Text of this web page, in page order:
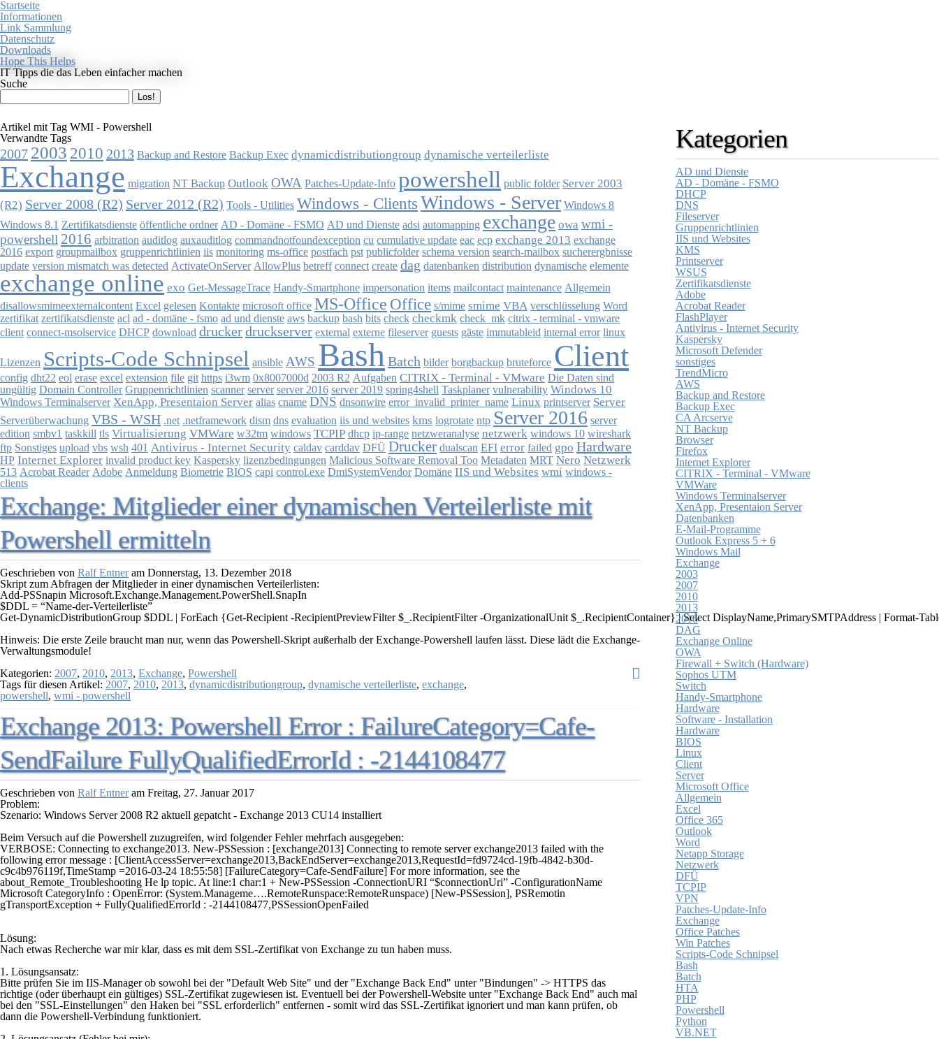
Startseite
Informationen
Link Sammlung
Datenschutz
Downloads
Hope This Helps
IT Tipps die das Leben einfacher machen
Suche
Artikel mit Tag WMI - Powershell
Verwandte Tags
2007 2003 2010 2013 Backup and Restore Backup Exec dynamicdistributiongroup dynamische verteilerliste
Exchange migration NT Backup Outlook OWA Patches-Update-Info powershell public folder Server 2003
(R2) Server 2008 (R2) Server 2012 (R2) Tools - Utilities Windows - Clients Windows - Server Windows 8
Windows 8.1 Zertifikatsdienste öffentliche ordner AD - Domäne - FSMO AD und Dienste adsi automapping exchange owa wmi -
powershell 2016 arbitration auditlog auxauditlog commandnotfoundexception cu cumulative update eac ecp exchange 2013 exchange
2016 export groupmailbox gruppenrichtlinien iis monitoring ms-office postfach pst publicfolder schema version search-mailbox sucherergbnisse
update version mismatch was detected ActivateOnServer AllowPlus betreff connect create dag datenbanken distribution dynamische elemente
exchange online exo Get-MessageTrace Handy-Smartphone impersonation items mailcontact maintenance Allgemein
disallowsmimeexternalcontent Excel gelesen Kontakte microsoft office MS-Office Office s/mime smime VBA verschlüsselung Word
zertifikat zertifikatsdienste acl ad - domäne - fsmo ad und dienste aws backup bash bits check checkmk check_mk citrix - terminal - vmware
client connect-msolservice DHCP download druckerdruckserver external externe fileserver guests gäste immutableid internal error linux
Lizenzen Scripts-Code Schnipsel ansible AWS Bash Batch bilder borgbackup bruteforce Client
config dht22 eol erase excel extension file git https i3wm 0x8007000d 2003 R2 Aufgaben CITRIX - Terminal - VMware Die Daten sind
ungültig Domain Controller Gruppenrichtlinien scanner server server 2016 server 2019 spring4shell Taskplaner vulnerability Windows 10
Windows Terminalserver XenApp, Presentaion Server alias cname DNS dnsonwire error_invalid_printer_name Linux printserver Server
Serverüberwachung VBS - WSH .net .netframework dism dns evaluation iis und websites kms logrotate ntp Server 2016 server
edition smbv1 taskkill tls Virtualisierung VMWare w32tm windows TCPIP dhcp ip-range netzweranalyse netzwerk windows 10 wireshark
ftp Sonstiges upload vbs wsh 401 Antivirus - Internet Security caldav carddav DFÜ Drucker dualscan EFI error failed gpo Hardware
HP Internet Explorer invalid product key Kaspersky lizenzbedingungen Malicious Software Removal Too Metadaten MRT Nero Netzwerk
513 Acrobat Reader Adobe Anmeldung Biometrie BIOS capi control.exe DmiSystemVendor Domäne IIS und Websites wmi windows -
clients
Exchange: Mitglieder einer dynamischen Verteilerliste mit
Powershell ermitteln
Geschrieben von Ralf Entneram Donnerstag, 13. Dezember 2018
Skript zum Abfragen der Mitglieder in einer dynamischen Verteilerlisten:
Add-PSSnapin Microsoft.Exchange.Management.PowerShell.SnapIn
$DDL = “Name-der-Verteilerliste”
Get-DynamicDistributionGroup $DDL | ForEach {Get-Recipient -RecipientPreviewFilter $_.RecipientFilter -OrganizationalUnit $_.RecipientContainer} | Select DisplayName,PrimarySMTPAddress | Format-
Hinweis: Die erste Zeile braucht man nur, wenn das Powershell-Skript außerhalb der Exchange-Powershell laufen lässt. Diese lädt die Exchange-
Verwaltungsmodule!
Kategorien: 2007, 2010, 2013, Exchange, Powershell
Tags für diesen Artikel: 2007, 2010, 2013, dynamicdistributiongroup, dynamische verteilerliste, exchange,
powershell, wmi - powershell
Exchange 2013: Powershell Error : FailureCategory=Cafe-
SendFailure FullyQualifiedErrorId : -2144108477
Geschrieben von Ralf Entneram Freitag, 27. Januar 2017
Problem:
Szenario: Windows Server 2008 R2 aktuell gepatcht - Exchange 2013 CU14 installiert
Beim Versuch auf die Powershell zuzugreifen, wird folgender Fehler mehrfach ausgegeben:
VERBOSE: Connecting to exchange2013. New-PSSession : [exchange2013] Connecting to remote server exchange2013 failed with the
following error message : [ClientAccessServer=exchange2013,BackEndServer=exchange2013,RequestId=fd9724cd-19fb-4842-b30d-
c9c4b976119f,TimeStamp =2016-03-24 18:55:58] [FailureCategory=Cafe-SendFailure] For more information, see the
about_Remote_Troubleshooting He lp topic. At line:1 char:1 + New-PSSession -ConnectionURI “$connectionUri” -ConfigurationName
Microsoft CategoryInfo : OpenError: (System.Manageme….RemoteRunspace:RemoteRunspace) [New-PSSession], PSRemotin
gTransportException + FullyQualifiedErrorId : -2144108477,PSSessionOpenFailed
Lösung:
Nach etwas Recherche war mir klar, dass es mit dem SSL-Zertifikat von Exchange zu tun haben muss.
1. Lösungsansatz:
Bitte prüfen Sie im IIS-Manager ob sowohl bei der "Default Web Site" und der "Exchange Back End" unter "Bindungen" -> HTTPS das
richtige (oder überhaupt ein gültiges) SSL-Zertifikat zugewiesen ist. Eventuell bei der Powershell-Website unter "Exchange Back End" auch mal
bei den "SSL-Einstellungen" den Haken bei "SSL erforderlich" entfernen - somit wird das SSL-Zertifikat ignoriert und man kann prüfen, ob
dann die Powershell-Verbindung funktioniert.
Kategorien
AD und Dienste
AD - Domäne - FSMO
DHCP
DNS
Fileserver
Gruppenrichtlinien
IIS und Websites
KMS
Printserver
WSUS
Zertifikatsdienste
Adobe
Acrobat Reader
FlashPlayer
Antivirus - Internet Security
Kaspersky
Microsoft Defender
sonstiges
TrendMicro
AWS
Backup and Restore
Backup Exec
CA Arcserve
NT Backup
Browser
Firefox
Internet Explorer
CITRIX - Terminal - VMware
VMWare
Windows Terminalserver
XenApp, Presentaion Server
Datenbanken
E-Mail-Programme
Outlook Express 5 + 6
Windows Mail
Exchange
2003
2007
2010
2013
2016
DAG
Exchange Online
OWA
Firewall + Switch (Hardware)
Sophos UTM
Switch
Handy-Smartphone
Hardware
Software - Installation
Hardware
BIOS
Linux
Client
Server
Microsoft Office
Allgemein
Excel
Office 365
Outlook
Word
Netapp Storage
Netzwerk
DFÜ
TCPIP
VPN
Patches-Update-Info
Exchange
Office Patches
Win Patches
Scripts-Code Schnipsel
Bash
Batch
HTA
PHP
Powershell
Python
VB.NET